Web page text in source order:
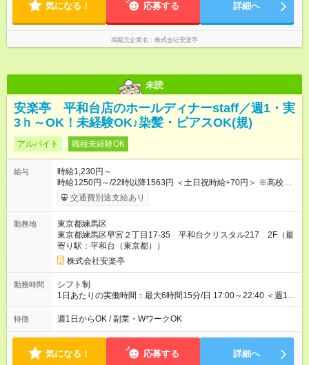
気になる！ 応募する 詳細へ
掲載元企業名 株式会社安楽亭
未読
安楽亭 平和台店のホールディナーstaff／週1・実
3ｈ～OK！未経験OK♪染髪・ピアスOK(規)
アルバイト 職種未経験OK
給与
時給1,230円～
時給1250円～/22時以降1563円 ＜土日祝時給+70円＞ ※高校生
時給1230円 【試用期間】試用期間あり 試用期間の長さ：12ヶ
月 雇用形態、給与は本採用時と同じです。 ※最大12ヶ月の間
交通費別途支給あり
勤務地
東京都練馬区
東京都練馬区早宮２丁目17-35 平和台クリスタル217 2F（最
寄り駅：平和台（東京都））
株式会社安楽亭
勤務時間
シフト制
1日あたりの実働時間：最大6時間15分/日 17:00～22:40 ＜週1日
～/短時間OK！＞ ※18歳未満・高校生は21:30までの勤務 ・シフ
トは自己申告制だから私生活優先でOK◎ ・週1日もあれば週5日
して短時間」など希望に合わせて働けます！
特徴 週1日からOK / 副業・WワークOK
気になる！ 応募する 詳細へ